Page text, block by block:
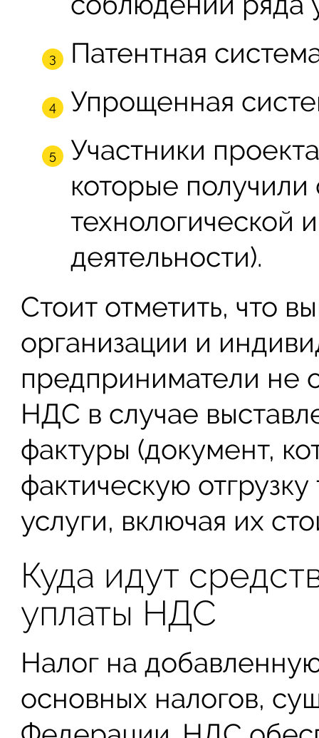
Патентная
Упрощенная
Участники
которые получили
технологической
деятельности).
Стоит отметить, что
организации и
предприниматели не
НДС в случае
фактуры (документ,
фактическую
услуги, включая их
Куда идут
уплаты НДС
Налог на
основных налогов,